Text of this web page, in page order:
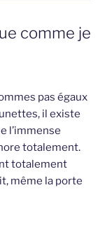
comme je
pas égaux
il existe
l’immense
totalement.
totalement
même la porte